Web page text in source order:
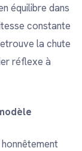
équilibre dans
constante
la chute
réflexe à